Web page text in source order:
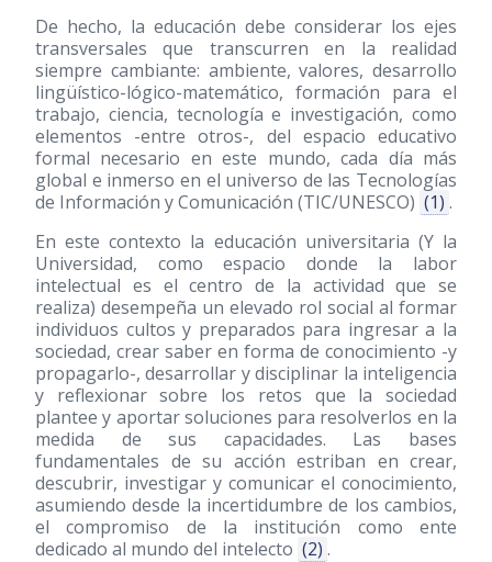
De hecho, la educación debe considerar los ejes
transversales que transcurren en la realidad
siempre cambiante: ambiente, valores, desarrollo
lingüístico-lógico-matemático, formación para el
trabajo, ciencia, tecnología e investigación, como
elementos -entre otros-, del espacio educativo
formal necesario en este mundo, cada día más
global e inmerso en el universo de las Tecnologías
de Información y Comunicación (TIC/UNESCO) (1) .
En este contexto la educación universitaria (Y la
Universidad, como espacio donde la labor
intelectual es el centro de la actividad que se
realiza) desempeña un elevado rol social al formar
individuos cultos y preparados para ingresar a la
sociedad, crear saber en forma de conocimiento -y
propagarlo-, desarrollar y disciplinar la inteligencia
y reflexionar sobre los retos que la sociedad
plantee y aportar soluciones para resolverlos en la
medida de sus capacidades. Las bases
fundamentales de su acción estriban en crear,
descubrir, investigar y comunicar el conocimiento,
asumiendo desde la incertidumbre de los cambios,
el compromiso de la institución como ente
dedicado al mundo del intelecto (2) .